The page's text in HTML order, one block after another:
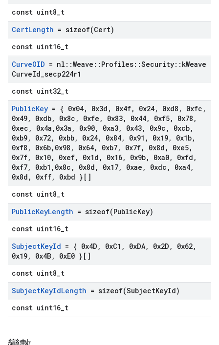
const uint8_t
CertLength = sizeof(Cert)
const uint16_t
CurveOID = nl ::Weave :: Profiles::Security:: kWeave
CurveId secp224r1
const uint32_t
PublicKey = { 0x04, 0x3d , 0x4f, 0x24, 0xd8 , 0xfc ,
0x49, 0xdb, 0x8c , 0xfe , 0x83, 0x44, 0xf5, 0x78 ,
0xec , 0x4a , 0x3a , 0x90, 0xa3, 0x43, 0x9c , 0xcb,
0xb9, 0x72, 0xbb, 0x24, 0x84, 0x91 , 0x19, 0x1b,
0xf8 , 0x6b, 0x98 , 0x64, 0xb7, 0x7f, 0x8d , 0xe5,
0x7f, 0x10, 0xef, 0x1d , 0x16, 0x9b, 0xa0, 0xfd ,
0xf7, 0xb1 , 0x8c , 0x8d , 0x17, 0xae , 0xdc , 0xa4,
0x8d , 0xff,
0xbd }[]
const uint8_t
PublicKeyLength = sizeof(PublicKey)
const uint16_t
SubjectKeyId = { 0x4D , 0xC1 , 0xDA, 0x2D , 0x62,
0x19, 0x4B , 0xE0 }[]
const uint8_t
SubjectKeyIdLength = sizeof(SubjectKeyId)
const uint16_t